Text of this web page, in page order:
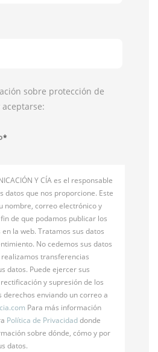
sobre protección de
*
Y CÍA es el responsable
datos que nos proporcione. Este
nombre, correo electrónico y
de que podamos publicar los
la web. Tratamos sus datos
No cedemos sus datos
transferencias
datos. Puede ejercer sus
y supresión de los
derechos enviando un correo a
Para más información
Política de Privacidaddonde
sobre dónde, cómo y por
datos.